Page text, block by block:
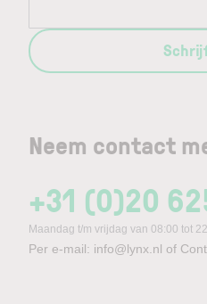
Neem contact
+31 (0)20
Maandag t/m vrijdag van 08:00 tot
Per e-mail: info@lynx.nl of